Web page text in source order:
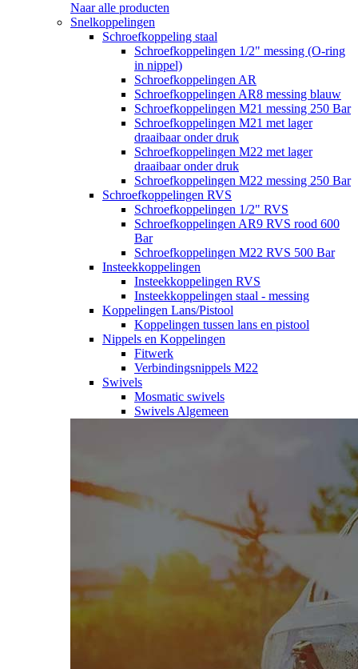
Naar alle producten
Snelkoppelingen
Schroefkoppeling staal
Schroefkoppelingen 1/2" messing (O-ring
in nippel)
Schroefkoppelingen AR
Schroefkoppelingen AR8 messing blauw
Schroefkoppelingen M21 messing 250 Bar
Schroefkoppelingen M21 met lager
draaibaar onder druk
Schroefkoppelingen M22 met lager
draaibaar onder druk
Schroefkoppelingen M22 messing 250 Bar
Schroefkoppelingen RVS
Schroefkoppelingen 1/2" RVS
Schroefkoppelingen AR9 RVS rood 600
Bar
Schroefkoppelingen M22 RVS 500 Bar
Insteekkoppelingen
Insteekkoppelingen RVS
Insteekkoppelingen staal - messing
Koppelingen Lans/Pistool
Koppelingen tussen lans en pistool
Nippels en Koppelingen
Fitwerk
Verbindingsnippels M22
Swivels
Mosmatic swivels
Swivels Algemeen